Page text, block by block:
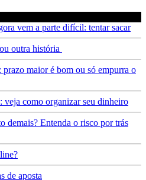
vem a parte difícil: tentar sacar
outra história
maior é bom ou só empurra o
veja como organizar seu dinheiro
demais? Entenda o risco por trás
de aposta